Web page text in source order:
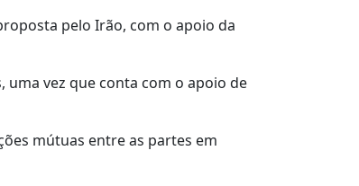
pelo Irão, com o apoio da
uma vez que conta com o apoio de
mútuas entre as partes em